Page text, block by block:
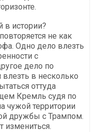
в истории?
не как
Одно дело влезть
с
дело по
в несколько
оттуда
Кремль судя по
чужой территории
дружбы с Трампом.
измениться.